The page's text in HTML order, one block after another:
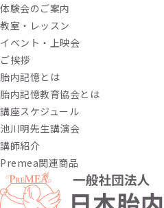
体験会のご案内
教室・レッスン
イベント・上映会
ご挨拶
胎内記憶とは
胎内記憶教育協会とは
講座スケジュール
池川明先生講演会
講師紹介
Premea関連商品